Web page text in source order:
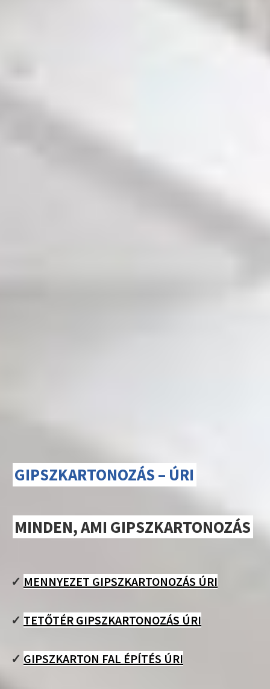
GIPSZKARTONOZÁS – ÚRI
MINDEN, AMI GIPSZKARTONOZÁS
✓ MENNYEZET GIPSZKARTONOZÁS ÚRI
✓ TETŐTÉR GIPSZKARTONOZÁS ÚRI
✓ GIPSZKARTON FAL ÉPÍTÉS ÚRI